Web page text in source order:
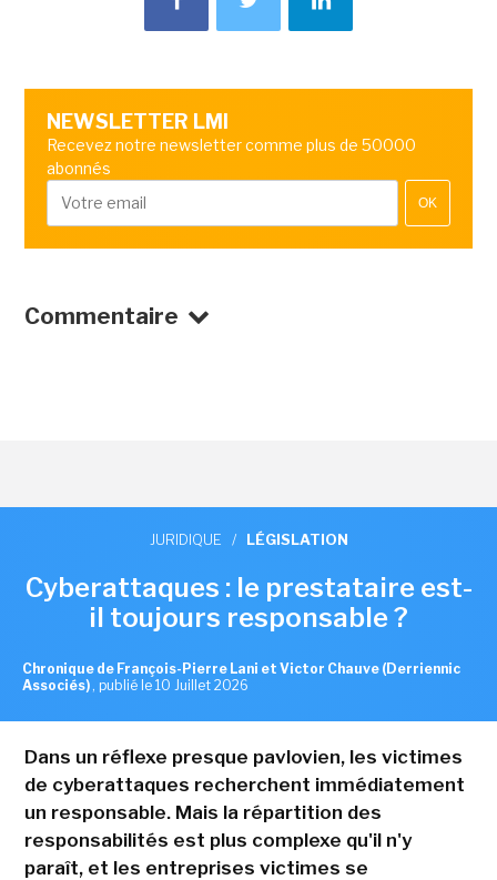
NEWSLETTER LMI
Recevez notre newsletter comme plus de 50000
abonnés
OK
Commentaire
JURIDIQUE / LÉGISLATION
Cyberattaques : le prestataire est-
il toujours responsable ?
Chronique de François-Pierre Lani et Victor Chauve (Derriennic
Associés) , publié le 10 Juillet 2026
Dans un réflexe presque pavlovien, les victimes
de cyberattaques recherchent immédiatement
un responsable. Mais la répartition des
responsabilités est plus complexe qu'il n'y
paraît, et les entreprises victimes se